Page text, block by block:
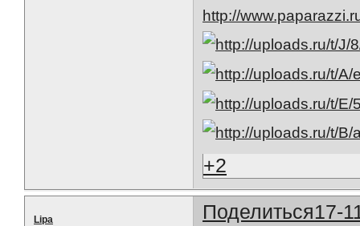
http://
+2
Поделиться17-
Lipa